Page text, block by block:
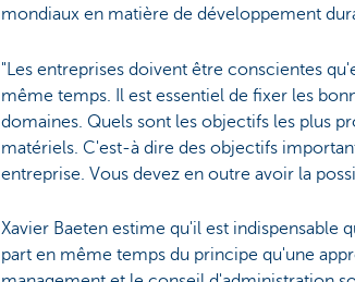
mondiaux en matière de développement
"Les entreprises doivent être conscientes
même temps. Il est essentiel de fixer les
domaines. Quels sont les objectifs les plus
matériels. C'est-à dire des objectifs
entreprise. Vous devez en outre avoir la
Xavier Baeten estime qu'il est indispensable
part en même temps du principe qu'une